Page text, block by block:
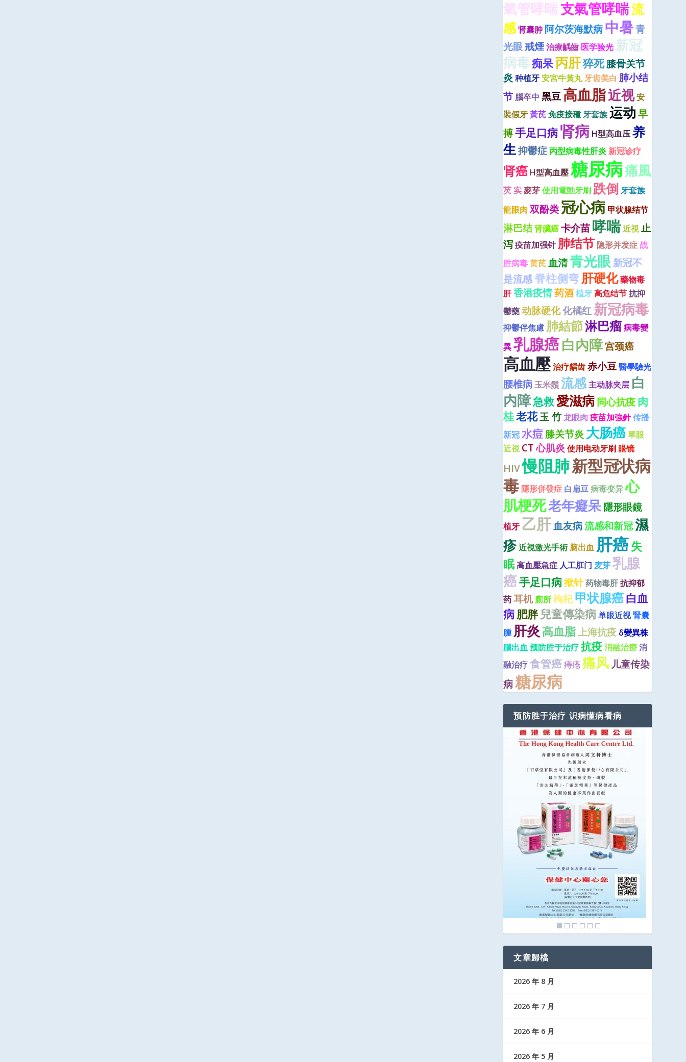
氣管哮喘支氣管哮喘流
感肾囊肿 阿尔茨海默病中暑青
光眼戒煙治療齲齒 医学验光 新冠
病毒痴呆丙肝猝死膝骨关节
炎种植牙安宮牛黃丸牙齿美白 肺小结
节 腦卒中 黑豆高血脂近视安
裝假牙黃芪免疫接種牙套族运动 早
搏手足口病肾病 H型高血压养
生抑鬱症丙型病毒性肝炎新冠诊疗
肾癌 H型高血壓糖尿病痛風
芡 实麥芽使用電動牙刷 跌倒牙套族
龍眼肉 双酚类冠心病 甲状腺结节
淋巴结肾臟癌卡介苗哮喘近視止
泻疫苗加强针 肺结节 隐形并发症战
胜病毒黄芪血清青光眼 新冠不
是流感脊柱侧弯肝硬化藥物毒
肝香港疫情药酒植牙高危结节抗抑
鬱藥动脉硬化化橘红新冠病毒
抑鬱伴焦慮 肺結節淋巴瘤病毒變
異乳腺癌白內障宫颈癌
高血壓治疗龋齿赤小豆醫學驗光
腰椎病玉米鬚流感主动脉夹层 白
内障急救愛滋病同心抗疫肉
桂老花玉 竹龙眼肉 疫苗加強針传播
新冠水痘膝关节炎大肠癌單眼
近視 CT 心肌炎使用电动牙刷 眼镜
HIV慢阻肺新型冠状病
毒 隱形併發症 白扁豆病毒变异心
肌梗死老年癡呆隱形眼鏡
植牙 乙肝血友病流感和新冠濕
疹近視激光手術 脑出血 肝癌失
眠高血壓急症 人工肛门 麦芽乳腺
癌手足口病揿针药物毒肝抗抑郁
药耳机 廁所枸杞甲状腺癌白血
病肥胖兒童傳染病单眼近视腎囊
腫肝炎高血脂上海抗疫 δ變異株
腦出血预防胜于治疗抗疫消融治療消
融治疗食管癌痔疮痛风儿童传染
病糖尿病
预防胜于治疗 识病懂病看病
文章歸檔
2026 年 8 月
2026 年 7 月
2026 年 6 月
2026 年 5 月